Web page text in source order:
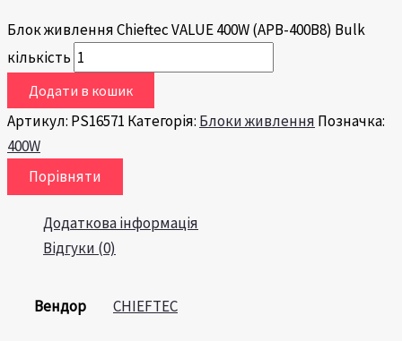
Блок живлення Chieftec VALUE 400W (APB-400B8) Bulk
кількість
Додати в кошик
Артикул: PS16571 Категорія: Блоки живлення Позначка:
400W
Порівняти
Додаткова інформація
Відгуки (0)
Вендор CHIEFTEC